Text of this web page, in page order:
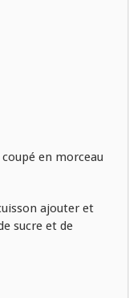
en morceau
ajouter et
sucre et de